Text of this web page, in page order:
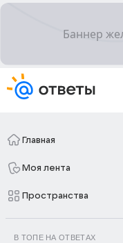
Главная
Моя лента
Пространства
В ТОПЕ НА ОТВЕТАХ